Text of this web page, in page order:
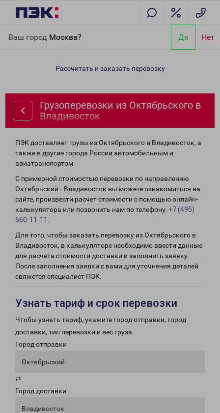
Ваш город Москва? Да Нет
Владивосток
Рассчитать и заказать перевозку
Грузоперевозки из Октябрьского в
Владивосток
ПЭК доставляет грузы из Октябрьского в Владивосток, а
также в другие города России автомобильным и
авиатранспортом.
С примерной стоимостью перевозки по направлению
Октябрьский - Владивосток вы можете ознакомиться на
сайте, произвести расчет стоимости с помощью онлайн-
калькулятора или позвонить нам по телефону: +7 (495)
660-11-11
Для того, чтобы заказать перевозку из Октябрьского в
Владивосток, в калькуляторе необходимо ввести данные
для расчета стоимости доставки и заполнить заявку.
После заполнения заявки с вами для уточнения деталей
свяжется специалист ПЭК.
Узнать тариф и срок перевозки
Чтобы узнать тариф, укажите город отправки, город
доставки, тип перевозки и вес груза.
Город отправки
Октябрьский
⇄
Город доставки
Владивосток